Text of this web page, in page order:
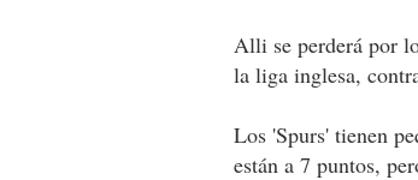
Alli se perderá por
la liga inglesa,
Los 'Spurs' tienen
están a 7 puntos,